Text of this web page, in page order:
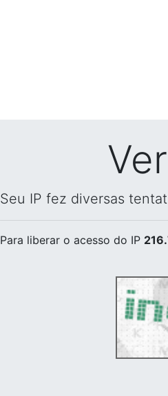
Seu IP fez diversas
Para liberar o acesso do IP